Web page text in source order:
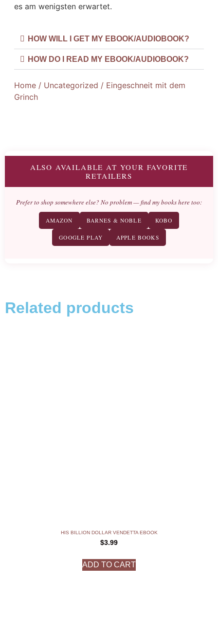
es am wenigsten erwartet.
HOW WILL I GET MY EBOOK/AUDIOBOOK?
HOW DO I READ MY EBOOK/AUDIOBOOK?
Home / Uncategorized / Eingeschneit mit dem
Grinch
ALSO AVAILABLE AT YOUR FAVORITE
RETAILERS
Prefer to shop somewhere else? No problem — find my books here too:
AMAZON BARNES & NOBLE KOBO
GOOGLE PLAY APPLE BOOKS
Related products
HIS BILLION DOLLAR VENDETTA EBOOK
$3.99
ADD TO CART